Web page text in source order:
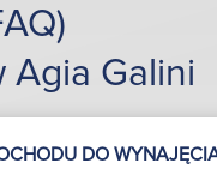
Galini
DO